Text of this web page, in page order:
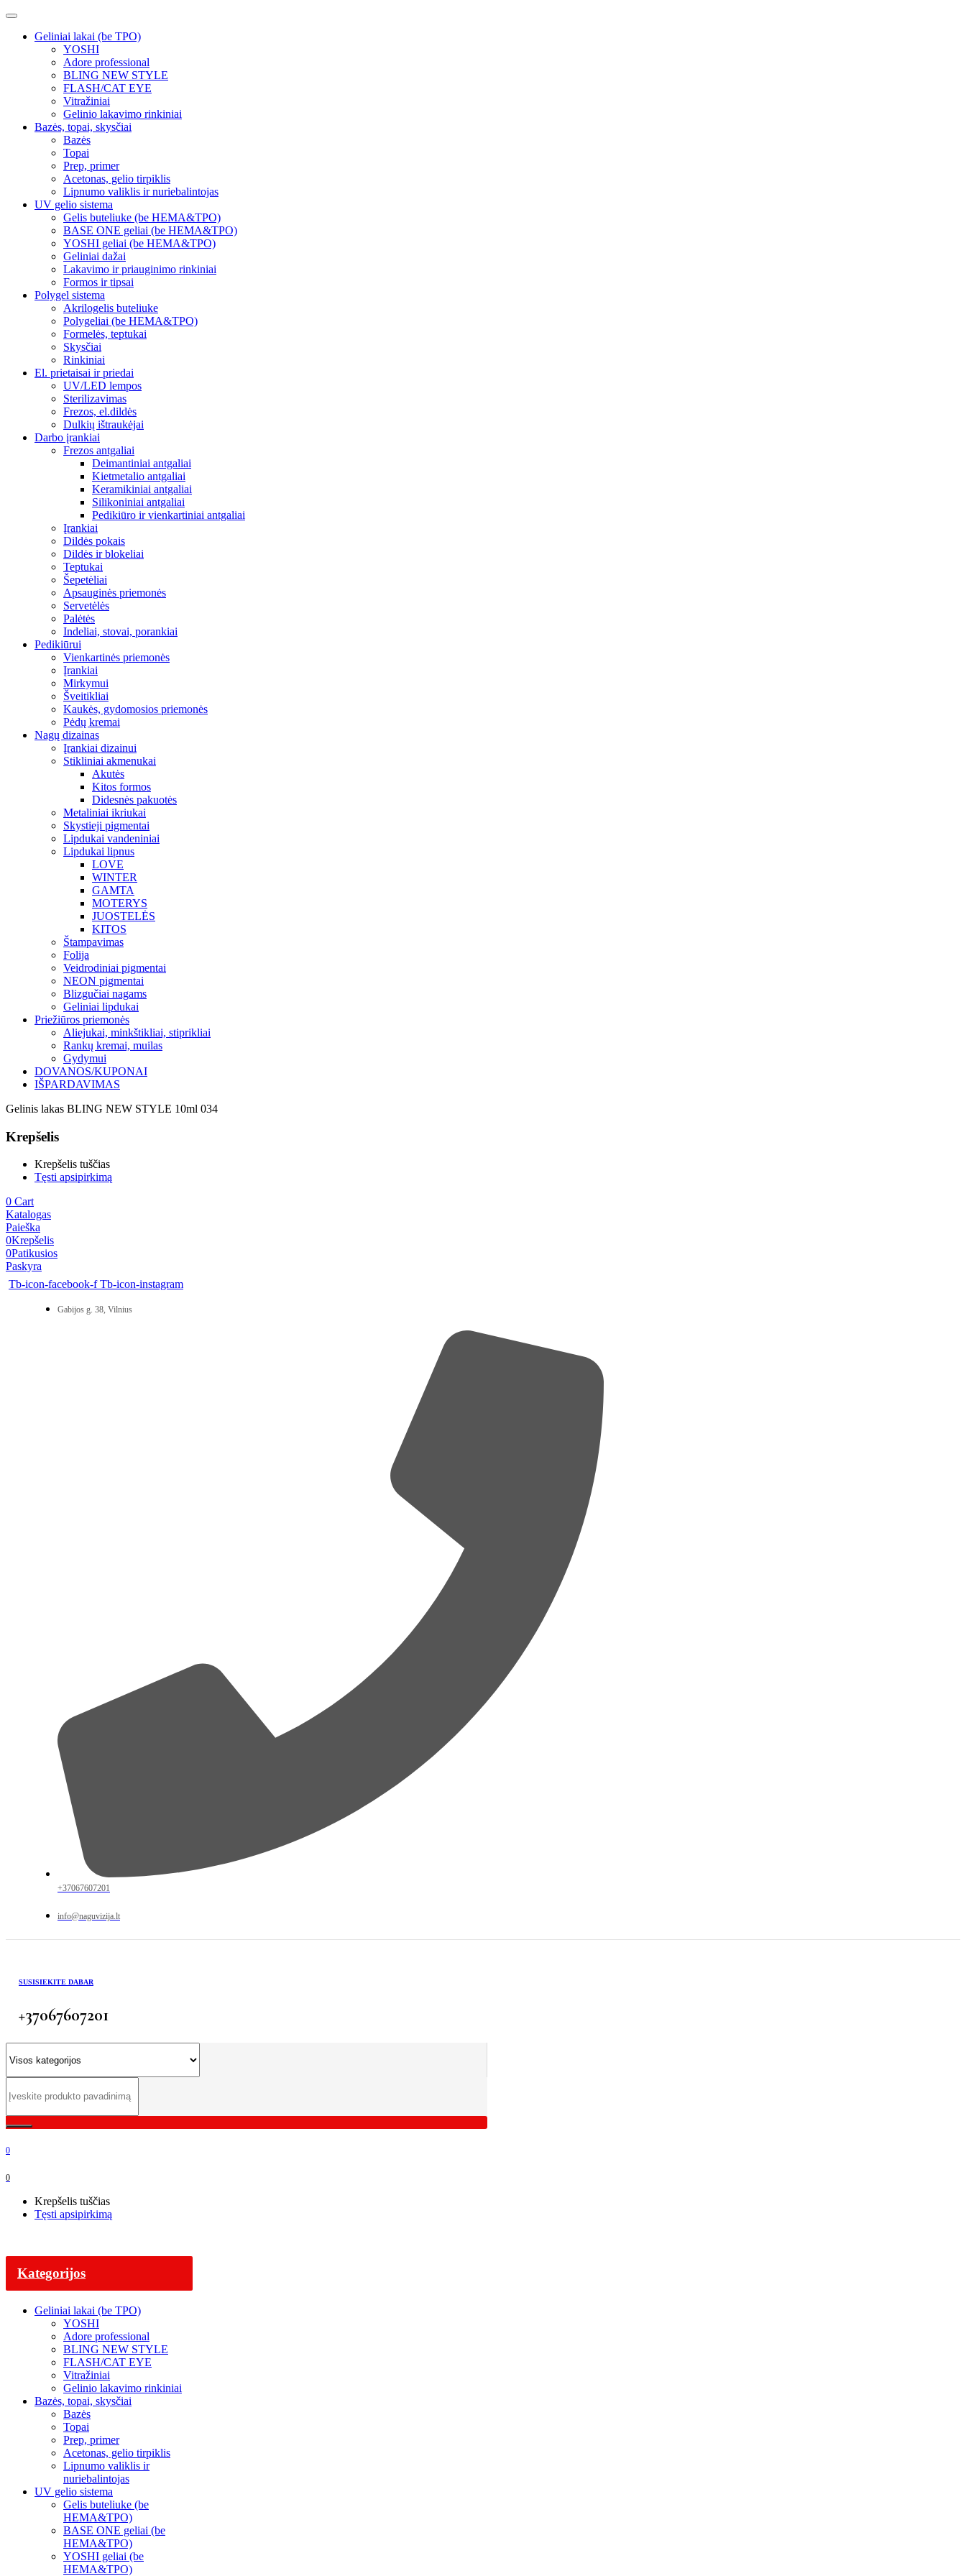
Geliniai lakai (be TPO)
YOSHI
Adore professional
BLING NEW STYLE
FLASH/CAT EYE
Vitražiniai
Gelinio lakavimo rinkiniai
Bazės, topai, skysčiai
Bazės
Topai
Prep, primer
Acetonas, gelio tirpiklis
Lipnumo valiklis ir nuriebalintojas
UV gelio sistema
Gelis buteliuke (be HEMA&TPO)
BASE ONE geliai (be HEMA&TPO)
YOSHI geliai (be HEMA&TPO)
Geliniai dažai
Lakavimo ir priauginimo rinkiniai
Formos ir tipsai
Polygel sistema
Akrilogelis buteliuke
Polygeliai (be HEMA&TPO)
Formelės, teptukai
Skysčiai
Rinkiniai
El. prietaisai ir priedai
UV/LED lempos
Sterilizavimas
Frezos, el.dildės
Dulkių ištraukėjai
Darbo įrankiai
Frezos antgaliai
Deimantiniai antgaliai
Kietmetalio antgaliai
Keramikiniai antgaliai
Silikoniniai antgaliai
Pedikiūro ir vienkartiniai antgaliai
Įrankiai
Dildės pokais
Dildės ir blokeliai
Teptukai
Šepetėliai
Apsauginės priemonės
Servetėlės
Palėtės
Indeliai, stovai, porankiai
Pedikiūrui
Vienkartinės priemonės
Įrankiai
Mirkymui
Šveitikliai
Kaukės, gydomosios priemonės
Pėdų kremai
Nagų dizainas
Įrankiai dizainui
Stikliniai akmenukai
Akutės
Kitos formos
Didesnės pakuotės
Metaliniai ikriukai
Skystieji pigmentai
Lipdukai vandeniniai
Lipdukai lipnus
LOVE
WINTER
GAMTA
MOTERYS
JUOSTELĖS
KITOS
Štampavimas
Folija
Veidrodiniai pigmentai
NEON pigmentai
Blizgučiai nagams
Geliniai lipdukai
Priežiūros priemonės
Aliejukai, minkštikliai, stiprikliai
Rankų kremai, muilas
Gydymui
DOVANOS/KUPONAI
IŠPARDAVIMAS
Gelinis lakas BLING NEW STYLE 10ml 034
Krepšelis
Krepšelis tuščias
Tęsti apsipirkimą
0 Cart
Katalogas
Paieška
0Krepšelis
0Patikusios
Paskyra
Tb-icon-facebook-f Tb-icon-instagram
Gabijos g. 38, Vilnius
+37067607201
info@naguvizija.lt
SUSISIEKITE DABAR
+37067607201
0
0
Krepšelis tuščias
Tęsti apsipirkimą
Kategorijos
Geliniai lakai (be TPO)
YOSHI
Adore professional
BLING NEW STYLE
FLASH/CAT EYE
Vitražiniai
Gelinio lakavimo rinkiniai
Bazės, topai, skysčiai
Bazės
Topai
Prep, primer
Acetonas, gelio tirpiklis
Lipnumo valiklis ir
nuriebalintojas
UV gelio sistema
Gelis buteliuke (be
HEMA&TPO)
BASE ONE geliai (be
HEMA&TPO)
YOSHI geliai (be
HEMA&TPO)